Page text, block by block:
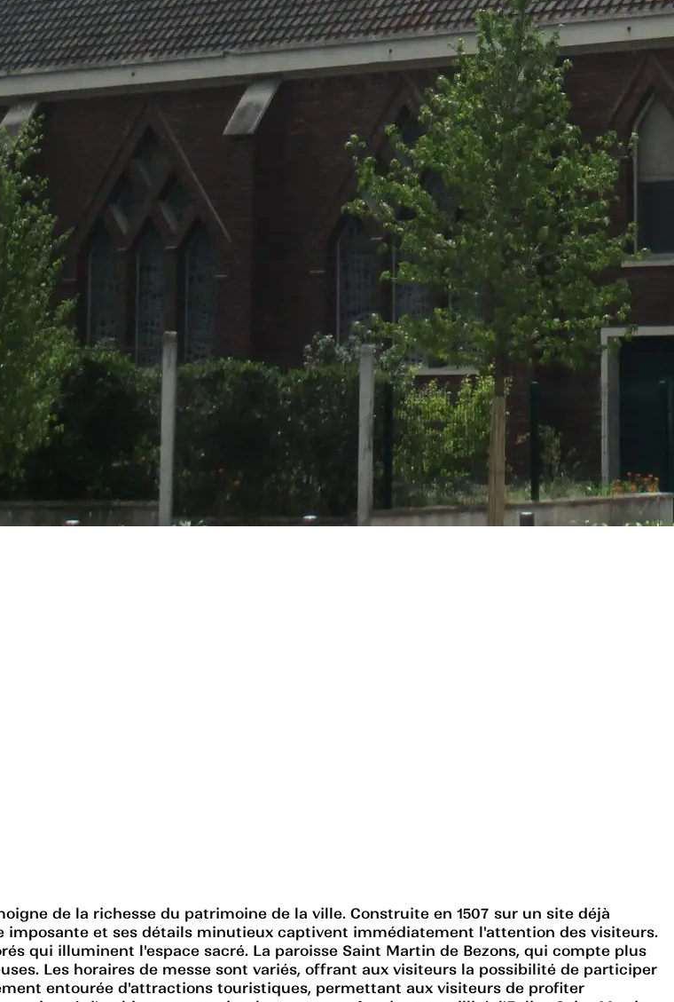
de la richesse du patrimoine de la ville. Construite en 1507 sur un site déjà
et ses détails minutieux captivent immédiatement l'attention des visiteurs.
qui illuminent l'espace sacré. La paroisse Saint Martin de Bezons, qui compte plus
Les horaires de messe sont variés, offrant aux visiteurs la possibilité de participer
entourée d'attractions touristiques, permettant aux visiteurs de profiter